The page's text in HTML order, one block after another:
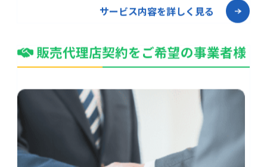
サービス内容を詳しく見る
販売代理店契約をご希望の事業者様